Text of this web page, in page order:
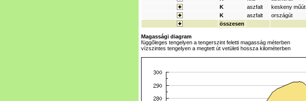
K
aszfalt keskeny műút
K
aszfalt országút
összesen
Magassági diagram
függőleges tengelyen a tengerszint feletti magasság méterben
vízszintes tengelyen a megtett út vetületi hossza kilométerben